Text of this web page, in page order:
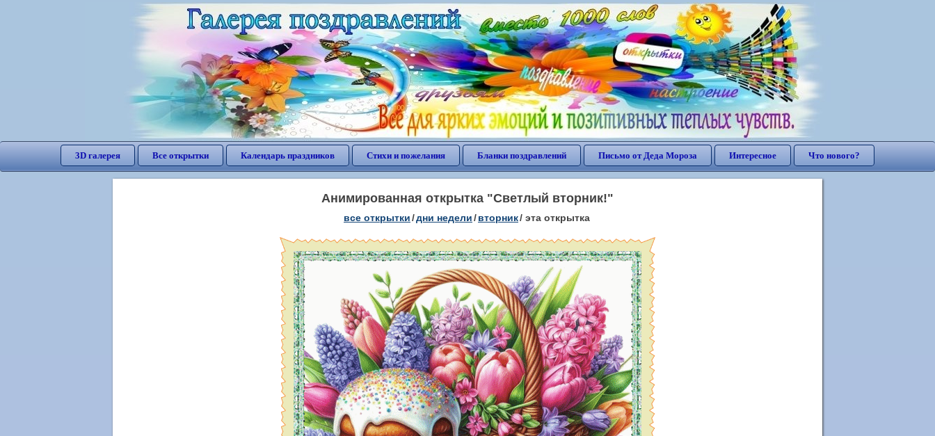
3D галерея Все открытки Календарь праздников Стихи и пожелания Бланки поздравлений Письмо от Деда Мороза Интересное Что нового?
Анимированная открытка "Светлый вторник!"
все открытки/дни недели/вторник/ эта открытка